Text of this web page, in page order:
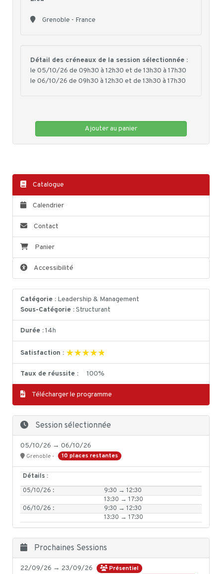
Grenoble - France
Détail des créneaux de la session sélectionnée :
le 05/10/26 de 09h30 à 12h30 et de 13h30 à 17h30
le 06/10/26 de 09h30 à 12h30 et de 13h30 à 17h30
Ajouter au panier
Catalogue
Calendrier
Contact
Panier
Accessibilité
Catégorie : Leadership & Management
Sous-Catégorie :Structurant
Durée :14h
Satisfaction : ★★★★★
★★★★★
Taux de réussite : 100%
Télécharger le programme
Session sélectionnée
05/10/26 → 06/10/26
Grenoble - 10 places restantes
Détails :
05/10/26 :
9:30 → 12:30
13:30 → 17:30
06/10/26 :
9:30 → 12:30
13:30 → 17:30
Prochaines Sessions
22/09/26 → 23/09/26
Présentiel